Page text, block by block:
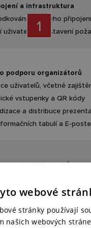
1
a infrastruktura
datového
uživatelů a nastavení
podporu organizátorů
uživatelů, včetně
vstupenky a QR kódy
a distribuce
tabulí a E-
3
zapojení účastníků
prvky pro živé
webové
stránky používají
našich webových